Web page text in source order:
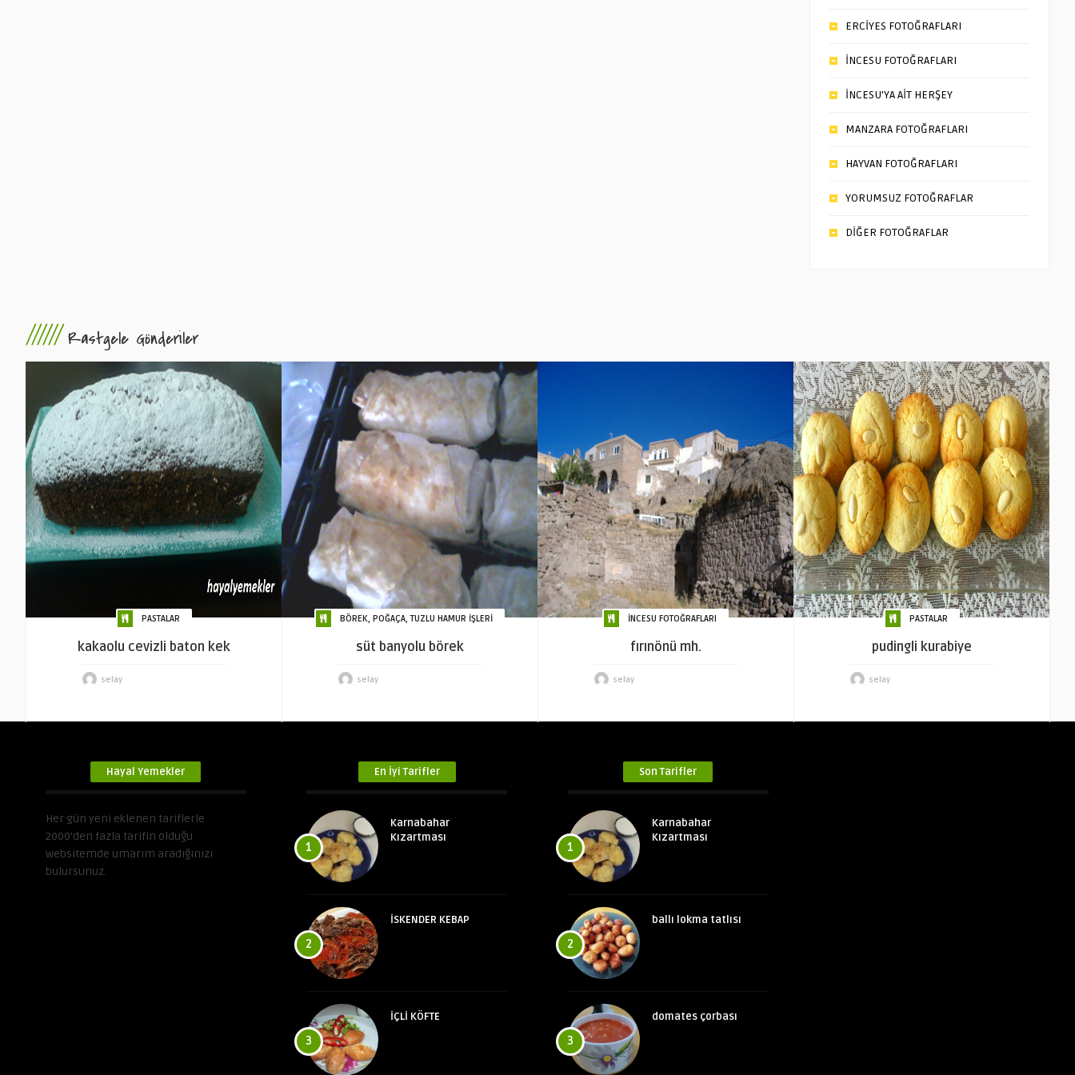
ERCİYES FOTOĞRAFLARI
İNCESU FOTOĞRAFLARI
İNCESU’YA AİT HERŞEY
MANZARA FOTOĞRAFLARI
HAYVAN FOTOĞRAFLARI
YORUMSUZ FOTOĞRAFLAR
DİĞER FOTOĞRAFLAR
////// Rastgele Gönderiler
PASTALAR
kakaolu cevizli baton kek
selay
BÖREK, POĞAÇA, TUZLU HAMUR İŞLERİ
süt banyolu börek
selay
İNCESU FOTOĞRAFLARI
fırınönü mh.
selay
PASTALAR
pudingli kurabiye
selay
Hayal Yemekler
Her gün yeni eklenen tariflerle
2000’den fazla tarifin olduğu
websitemde umarım aradığınızı
bulursunuz.
En İyi Tarifler
1
Karnabahar
Kızartması
2
İSKENDER KEBAP
3
İÇLİ KÖFTE
Son Tarifler
1
Karnabahar
Kızartması
2
ballı lokma tatlısı
3
domates çorbası